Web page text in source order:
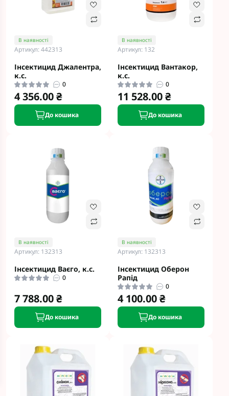
В наявності
Артикул: 442313
Інсектицид Джалентра,
к.с.
0
4 356.00 ₴
До кошика
В наявності
Артикул: 132
Інсектицид Вантакор,
к.с.
0
11 528.00 ₴
До кошика
В наявності
Артикул: 132313
Інсектицид Ваєго, к.с.
0
7 788.00 ₴
До кошика
В наявності
Артикул: 132313
Інсектицид Оберон
Рапід
0
4 100.00 ₴
До кошика